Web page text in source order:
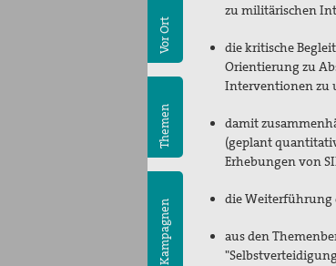
Vor Ort
Themen
Kampagnen
zu militärischen
die kritische
Orientierung zu
Interventionen zu
damit
(geplant
Erhebungen von
die Weiterführung
aus den